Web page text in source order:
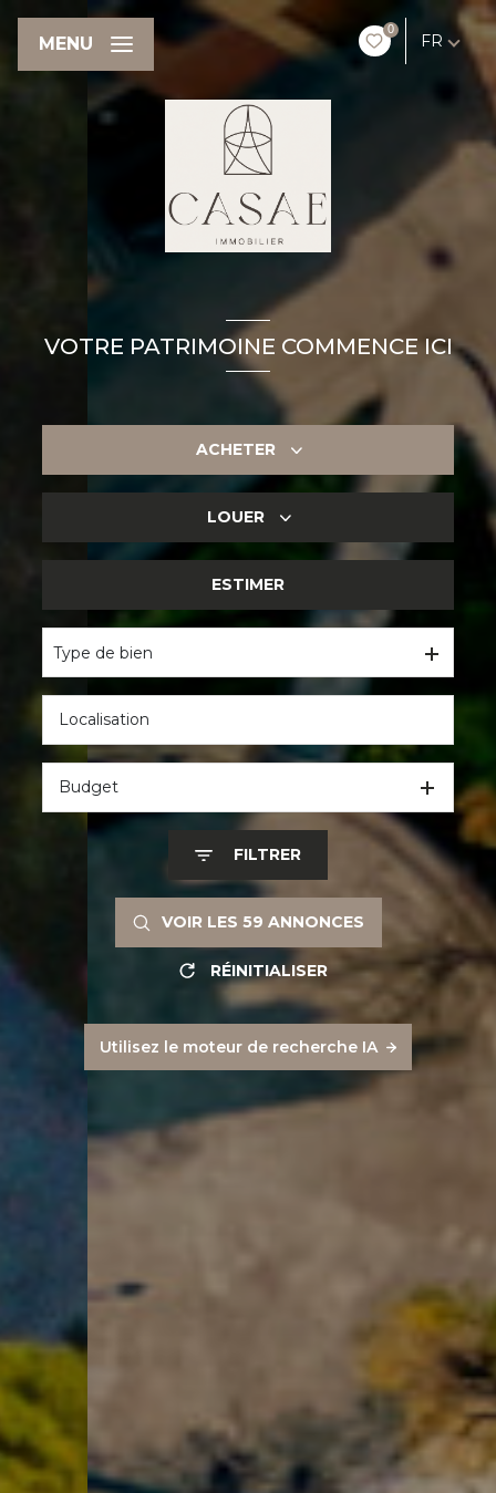
0
FR
MENU
VOTRE PATRIMOINE COMMENCE ICI
ACHETER
DU NEUF
LOUER
DE L'HABITATIONESTIMER
Type de bien
Budget
FILTRER
VOIR LES 59 ANNONCES
RÉINITIALISER
Utilisez le moteur de recherche IA